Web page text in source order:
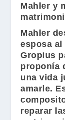
Mahler y
Mahler
esposa
Gropius
proponía
una vida
amarle.
reparar